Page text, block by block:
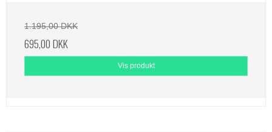
1.195,00 DKK
695,00 DKK
Vis produkt